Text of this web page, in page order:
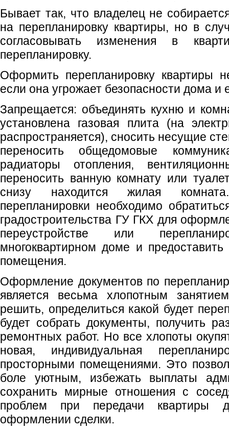
Бывает так, что владелец не
на перепланировку квартиры, но в
согласовывать изменения в
перепланировку.
Оформить перепланировку квартиры
если она угрожает безопасности дома и
Запрещается: объединять кухню и
установлена газовая плита (на
распространяется), сносить несущие
переносить общедомовые
радиаторы отопления,
переносить ванную комнату или
снизу находится жилая
перепланировки необходимо
градостроительства ГУ ГКХ для
переустройстве или
многоквартирном доме и
помещения.
Оформление документов по
является весьма хлопотным
решить, определиться какой будет
будет собрать документы, получить
ремонтных работ. Но все хлопоты
новая, индивидуальная
просторными помещениями. Это
боле уютным, избежать выплаты
сохранить мирные отношения с
проблем при передачи квартиры
оформлении сделки.